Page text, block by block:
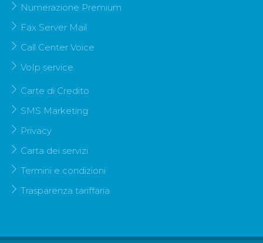
Numerazione Premium
Fax Server Mail
Call Center Voice
VoIp service
Carte di Credito
SMS Marketing
Privacy
Carta dei servizi
Termini e condizioni
Trasparenza tariffaria